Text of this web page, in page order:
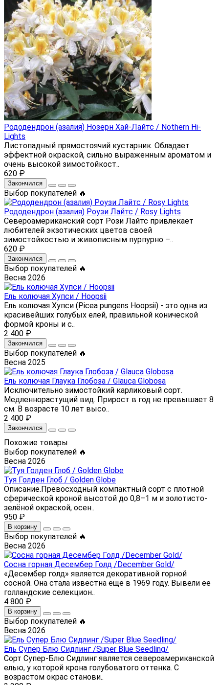
Рододендрон (азалия) Нозерн Хай-Лайтс / Nothern Hi-
Lights
Листопадный прямостоячий кустарник. Обладает
эффектной окраской, сильно выраженным ароматом и
очень высокой зимостойкост..
620 ₽
Закончился
Выбор покупателей 🔥
Рододендрон (азалия) Роузи Лайтс / Rosy Lights
Североамериканский сорт Рози Лайтс привлекает
любителей экзотических цветов своей
зимостойкостью и живописным пурпурно –..
620 ₽
Закончился
Выбор покупателей 🔥
Весна 2026
Ель колючая Хупси / Hoopsii
Ель колючая Хупси (Picea pungens Hoopsii) - это одна из
красивейших голубых елей, правильной конической
формой кроны и с..
2 400 ₽
Закончился
Выбор покупателей 🔥
Весна 2025
Ель колючая Глаука Глобоза / Glauca Globosa
Исключительно зимостойкий карликовый сорт.
Медленнорастущий вид. Прирост в год не превышает 8
см. В возрасте 10 лет высо..
2 400 ₽
Закончился
Похожие товары
Выбор покупателей 🔥
Весна 2026
Туя Голден Глоб / Golden Globe
Описание.Превосходный компактный сорт с плотной
сферической кроной высотой до 0,8–1 м и золотисто-
зелёной окраской, осен..
950 ₽
В корзину
Выбор покупателей 🔥
Весна 2026
Сосна горная Десембер Голд /December Gold/
«Десембер голд» является декоративной горной
сосной. Она стала известна еще в 1969 году. Вывели ее
голландские селекцион..
4 800 ₽
В корзину
Выбор покупателей 🔥
Весна 2026
Ель Супер Блю Сидлинг /Super Blue Seedling/
Сорт Супер-Блю Сидлинг является североамериканской
елью, у которой крона голубоватого оттенка. С
возрастом окрас станови..